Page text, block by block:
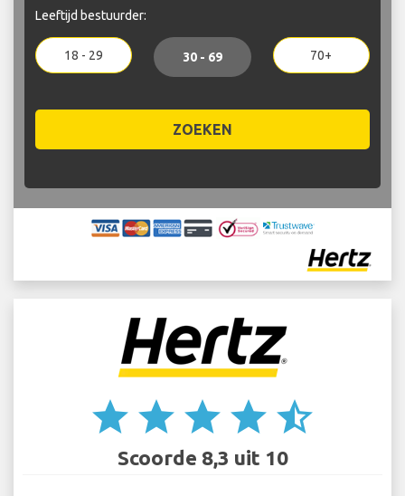
Leeftijd bestuurder:
18 - 29 30 - 69 70+
ZOEKEN
star star star star star_half
Scoorde 8,3 uit 10